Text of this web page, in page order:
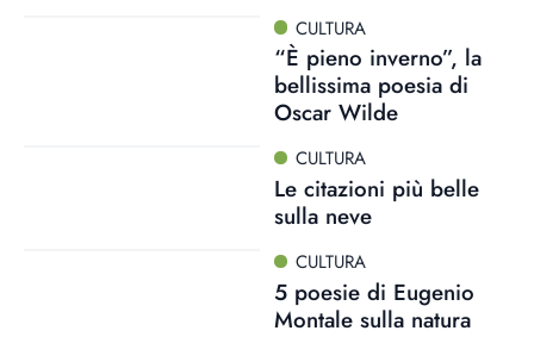
CULTURA
“È pieno inverno”, la
bellissima poesia di
Oscar Wilde
CULTURA
Le citazioni più belle
sulla neve
CULTURA
5 poesie di Eugenio
Montale sulla natura